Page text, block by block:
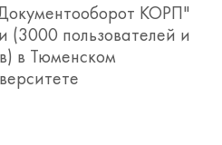
КОРП"
(3000 пользователей и
в Тюменском